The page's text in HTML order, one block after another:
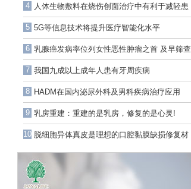
个“神”？
4 人体生物敷料在烧伤创面治疗中有利于减轻患
者的疼痛
5 5G等信息技术将提升医疗智能化水平
6 乳腺癌发病率位列女性恶性肿瘤之首 及早筛查
可以提升疗效和生存率
7 我国九成以上成年人患有牙周疾病
8 HADM在国内泌尿外科及男科疾病治疗应用
中“任重道远”
9 乳房重建：重建的是乳房，修复的是心灵!
10 脱细胞异体真皮是理想的口腔黏膜缺损修复材
料